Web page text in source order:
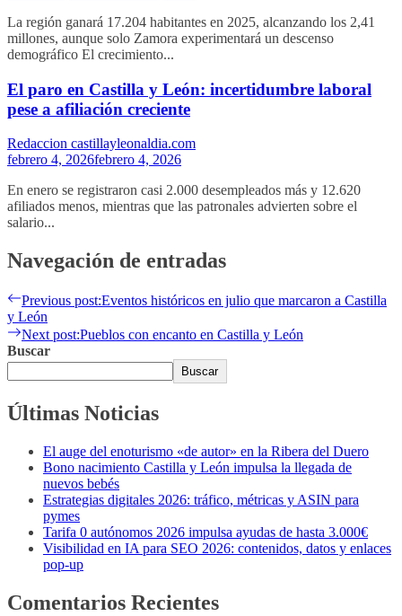
La región ganará 17.204 habitantes en 2025, alcanzando los 2,41
millones, aunque solo Zamora experimentará un descenso
demográfico El crecimiento...
El paro en Castilla y León: incertidumbre laboral
pese a afiliación creciente
Redaccion castillayleonaldia.com
febrero 4, 2026febrero 4, 2026
En enero se registraron casi 2.000 desempleados más y 12.620
afiliados menos, mientras que las patronales advierten sobre el
salario...
Navegación de entradas
Previous post:Eventos históricos en julio que marcaron a Castilla
y León
Next post:Pueblos con encanto en Castilla y León
Buscar
Buscar
Últimas Noticias
El auge del enoturismo «de autor» en la Ribera del Duero
Bono nacimiento Castilla y León impulsa la llegada de
nuevos bebés
Estrategias digitales 2026: tráfico, métricas y ASIN para
pymes
Tarifa 0 autónomos 2026 impulsa ayudas de hasta 3.000€
Visibilidad en IA para SEO 2026: contenidos, datos y enlaces
pop-up
Comentarios Recientes